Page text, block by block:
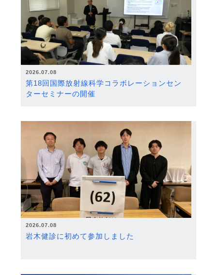
2026.07.08
第18回国際放射線科学コラボレーションセン
ターセミナーの開催
2026.07.08
岩木健診に初めて参加しました